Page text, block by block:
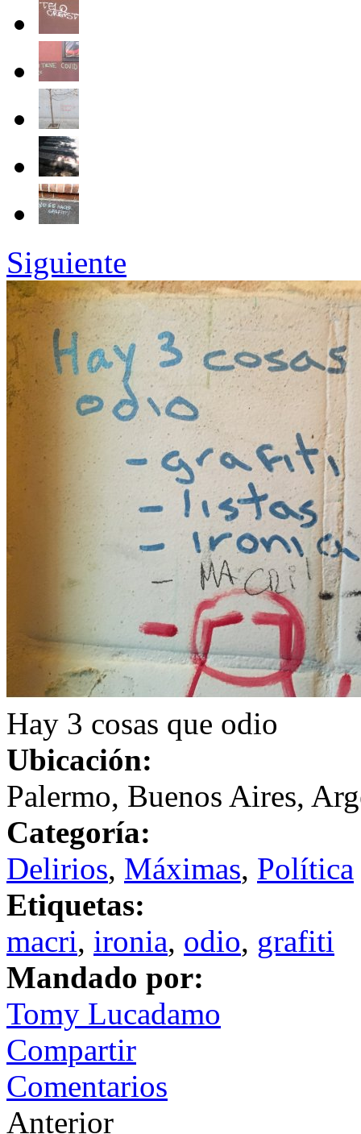
Siguiente
Hay 3 cosas que odio
Ubicación:
Palermo, Buenos Aires,
Categoría:
Delirios, Máximas, Política
Etiquetas:
macri, ironia, odio, grafiti
Mandado por:
Tomy Lucadamo
Compartir
Comentarios
Anterior